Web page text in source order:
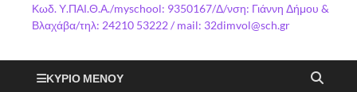
Κωδ. Υ.ΠΑΙ.Θ.Α./myschool: 9350167/Δ/νση: Γιάννη Δήμου &
Βλαχάβα/τηλ: 24210 53222 / mail: 32dimvol@sch.gr
ΚΎΡΙΟ ΜΕΝΟΎ